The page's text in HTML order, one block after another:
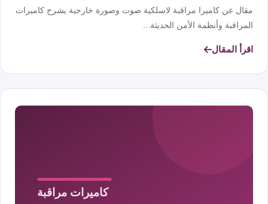
مقال عن كاميرا مراقبة لاسلكية صوت وصورة خارجية يشرح كاميرات
المراقبة وأنظمة الأمن الحديثة...
اقرأ المقال